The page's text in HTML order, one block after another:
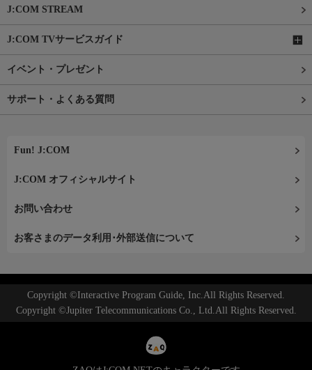
J:COM STREAM
J:COM TVサービスガイド
イベント・プレゼント
サポート・よくある質問
Fun! J:COM
J:COM オフィシャルサイト
お問い合わせ
お客さまのデータ利用･外部送信について
Copyright ©Interactive Program Guide, Inc.All Rights Reserved.
Copyright ©Jupiter Telecommunications Co., Ltd.All Rights Reserved.